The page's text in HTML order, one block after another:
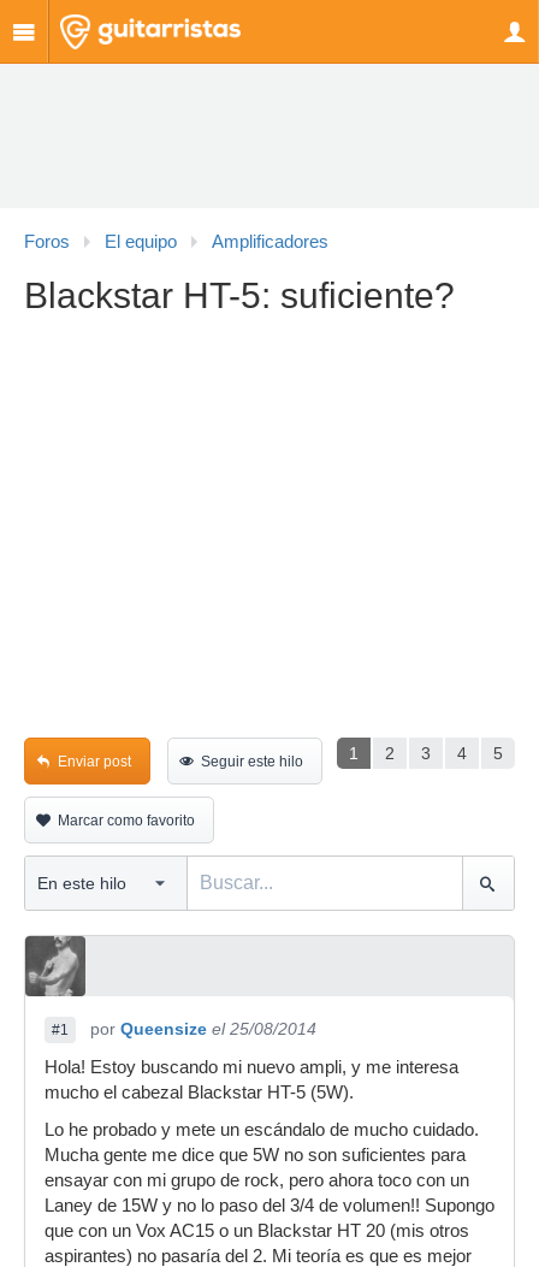
Foros El equipo Amplificadores
Blackstar HT-5: suficiente?
1 2 3 4 5
Enviar post Seguir este hilo
Marcar como favorito
#1 por Queensize el 25/08/2014
Hola! Estoy buscando mi nuevo ampli, y me interesa
mucho el cabezal Blackstar HT-5 (5W).
Lo he probado y mete un escándalo de mucho cuidado.
Mucha gente me dice que 5W no son suficientes para
ensayar con mi grupo de rock, pero ahora toco con un
Laney de 15W y no lo paso del 3/4 de volumen!! Supongo
que con un Vox AC15 o un Blackstar HT 20 (mis otros
aspirantes) no pasaría del 2. Mi teoría es que es mejor